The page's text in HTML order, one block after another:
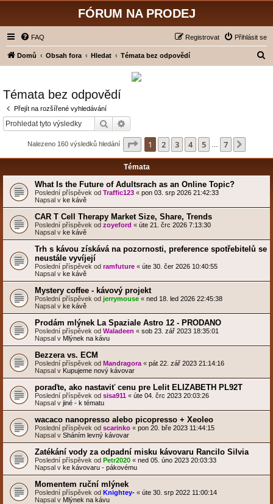
FÓRUM NA PRODEJ
FAQ Přihlásit se
Registrovat
Domů Obsah fora Hledat Témata bez odpovědí
Témata bez odpovědí
Přejít na rozšířené vyhledávání
Hledat
Nalezeno 160 výsledků hledání Stránka z
1 2 3 4 5 7
Témata
What Is the Future of Adultsrach as an Online Topic?
Poslední příspěvek od Traffic123 « pon 03. srp 2026 21:42:33
Napsal v ke kávě
CAR T Cell Therapy Market Size, Share, Trends
Poslední příspěvek od zoyeford « úte 21. črc 2026 7:13:30
Napsal v ke kávě
Trh s kávou získává na pozornosti, preference spotřebitelů se
neustále vyvíjejí
Poslední příspěvek od ramfuture « úte 30. čer 2026 10:40:55
Napsal v ke kávě
Mystery coffee - kávový projekt
Poslední příspěvek od jerrymouse « ned 18. led 2026 22:45:38
Napsal v ke kávě
Prodám mlýnek La Spaziale Astro 12 - PRODANO
Poslední příspěvek od Waladeen « sob 23. zář 2023 18:35:01
Napsal v Mlýnek na kávu
Bezzera vs. ECM
Poslední příspěvek od Mandragora « pát 22. zář 2023 21:14:16
Napsal v Kupujeme nový kávovar
poraďte, ako nastaviť cenu pre Lelit ELIZABETH PL92T
Poslední příspěvek od sisa911 « úte 04. črc 2023 20:03:26
Napsal v jiné - k tématu
wacaco nanopresso alebo picopresso + Xeoleo
Poslední příspěvek od scarinko « pon 20. bře 2023 11:44:15
Napsal v Sháním levný kávovar
Zatékání vody za odpadní misku kávovaru Rancilo Silvia
Poslední příspěvek od Petr2020 « ned 05. úno 2023 20:03:33
Napsal v ke kávovaru - pákovému
Momentem ruční mlýnek
Poslední příspěvek od Knightey- « úte 30. srp 2022 11:00:14
Napsal v Mlýnek na kávu